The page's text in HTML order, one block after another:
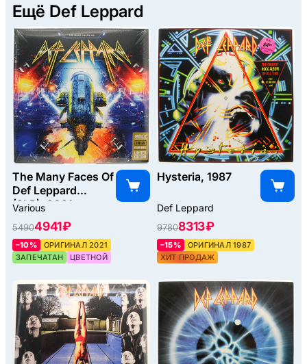
Ещё Def Leppard
The Many Faces Of
Def Leppard
(2LP), 2021
Various
54904941 ₽
–10%
ОРИГИНАЛ 2021
ЗАПЕЧАТАН
ЦВЕТНОЙ
Hysteria, 1987
Def Leppard
97808313 ₽
–15%
ОРИГИНАЛ 1987
ХИТ ПРОДАЖ